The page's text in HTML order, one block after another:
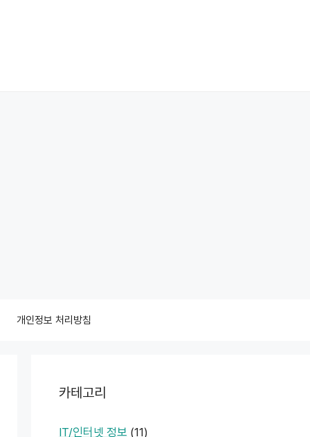
개인정보 처리방침
카테고리
IT/인터넷 정보 (11)